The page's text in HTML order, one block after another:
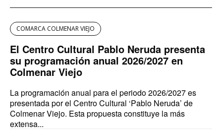
COMARCA COLMENAR VIEJO
El Centro Cultural Pablo Neruda presenta
su programación anual 2026/2027 en
Colmenar Viejo
La programación anual para el periodo 2026/2027 es
presentada por el Centro Cultural ‘Pablo Neruda’ de
Colmenar Viejo. Esta propuesta constituye la más
extensa...